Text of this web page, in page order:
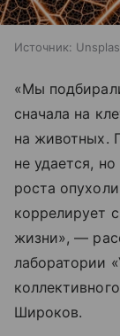
Источник:
«Мы
сначала на
на животных.
не удается,
роста
коррелирует
жизни», —
лаборатории
Широков.